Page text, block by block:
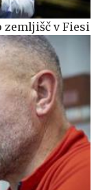
v Fiesi